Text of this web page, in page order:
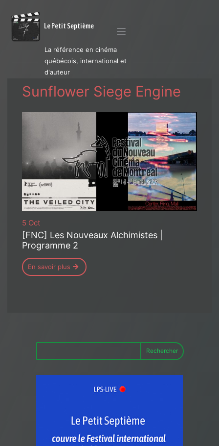
Le Petit Septième
La référence en cinéma
québécois, international et
d'auteur
Sunflower Siege Engine
5 Oct
[FNC] Les Nouveaux Alchimistes |
Programme 2
En savoir plus
Rechercher